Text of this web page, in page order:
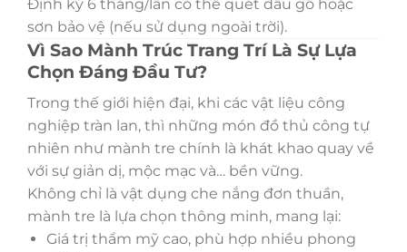
Định kỳ 6 tháng/lần có thể quét dầu gỗ hoặc
sơn bảo vệ (nếu sử dụng ngoài trời).
Vì Sao Mành Trúc Trang Trí Là Sự Lựa
Chọn Đáng Đầu Tư?
Trong thế giới hiện đại, khi các vật liệu công
nghiệp tràn lan, thì những món đồ thủ công tự
nhiên như mành tre chính là khát khao quay về
với sự giản dị, mộc mạc và… bền vững.
Không chỉ là vật dụng che nắng đơn thuần,
mành tre là lựa chọn thông minh, mang lại:
Giá trị thẩm mỹ cao, phù hợp nhiều phong